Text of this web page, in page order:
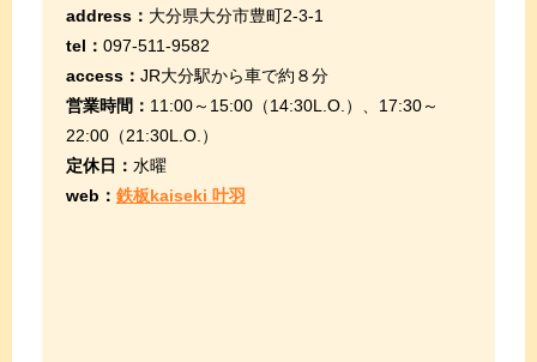
address： 大分県大分市豊町2-3-1
tel： 097-511-9582
access： JR大分駅から車で約８分
営業時間： 11:00～15:00（14:30L.O.）、17:30～
22:00（21:30L.O.）
定休日： 水曜
web： 鉄板kaiseki 叶羽